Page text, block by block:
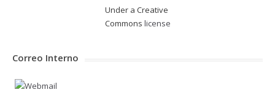
Under a Creative
Commons license
Correo Interno